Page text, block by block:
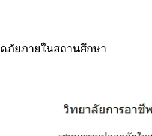
ภัยภายในสถานศึกษา